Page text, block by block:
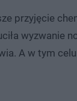
przyjęcie
wyzwanie
A w tym